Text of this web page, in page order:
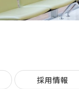
採用情報